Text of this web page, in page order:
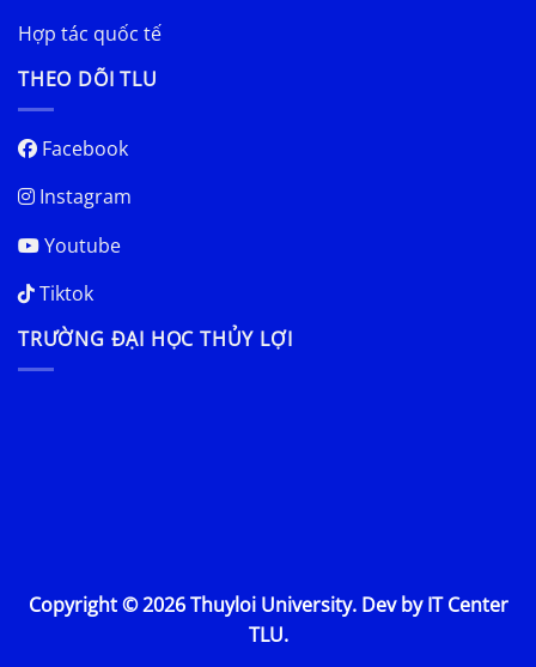
Hợp tác quốc tế
THEO DÕI TLU
Facebook
Instagram
Youtube
Tiktok
TRƯỜNG ĐẠI HỌC THỦY LỢI
Copyright © 2026 Thuyloi University. Dev by IT Center
TLU.